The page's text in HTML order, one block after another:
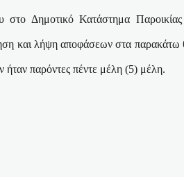
στο Δημοτικό Κατάστημα
και λήψη αποφάσεων στα παρακάτω
ήταν παρόντες πέντε μέλη (5) μέλη.